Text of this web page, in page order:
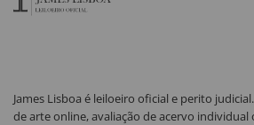
James Lisboa é leiloeiro oficial e perito
de arte online, avaliação de acervo